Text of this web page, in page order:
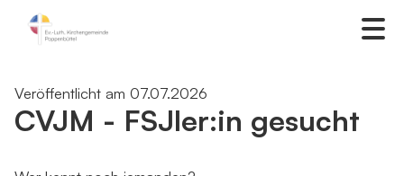
Veröffentlicht am 07.07.2026
CVJM - FSJler:in gesucht